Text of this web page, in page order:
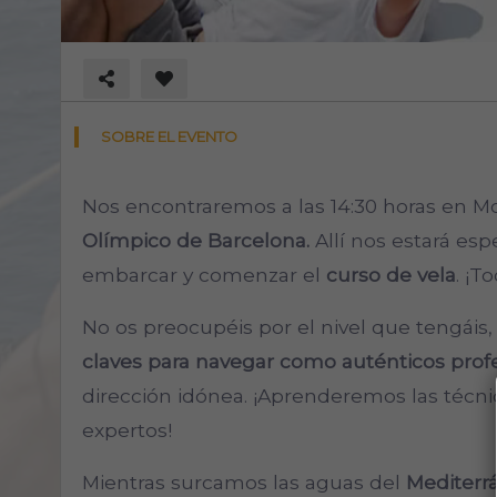
SOBRE EL EVENTO
Nos encontraremos a las 14:30 horas en
Olímpico de Barcelona.Allí nos estará
embarcar y comenzar el curso de vela.
No os preocupéis por el nivel que
claves para navegar como auténticos
dirección idónea. ¡Aprenderemos las
expertos!
Mientras surcamos las aguas del